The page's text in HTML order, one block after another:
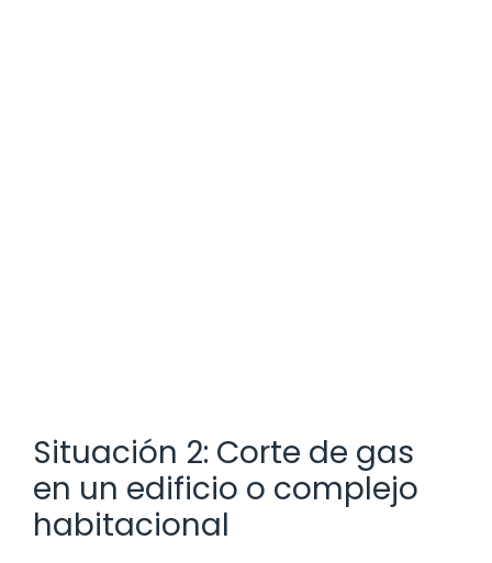
Situación 2: Corte de gas
en un edificio o complejo
habitacional